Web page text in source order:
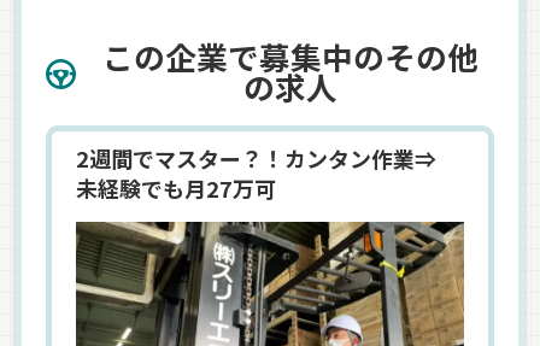
この企業で募集中のその他
の求人
2週間でマスター？！カンタン作業⇒
未経験でも月27万可